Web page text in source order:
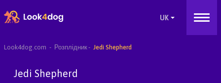
Look4dog.com Розплідник Jedi Shepherd
Jedi Shepherd